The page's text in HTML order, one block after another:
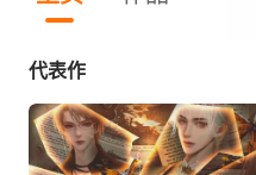
代表作